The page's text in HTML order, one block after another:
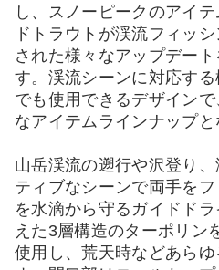
し、スノーピークのアイ
ドトラウトが渓流フィッ
された様々なアップデー
す。渓流シーンに対応す
でも使用できるデザインで
なアイテムラインナップと
山岳渓流の遡行や沢登り
ティブなシーンで両手を
を水滴から守るガイドド
えた3層構造のターポリン
使用し、荒天時などあら